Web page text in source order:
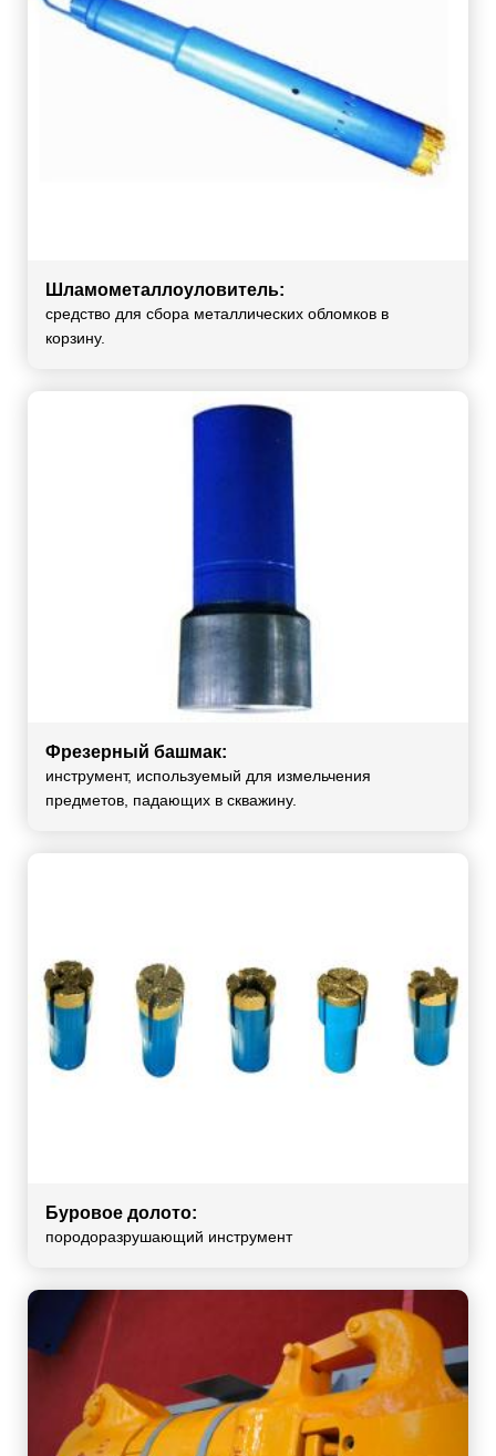
Шламометаллоуловитель:
средство для сбора металлических обломков в
корзину.
Фрезерный башмак:
инструмент, используемый для измельчения
предметов, падающих в скважину.
Буровое долото:
породоразрушающий инструмент